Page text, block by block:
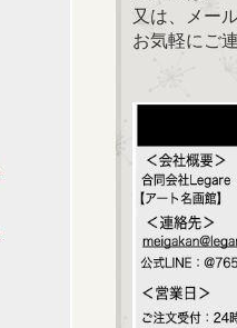
又は、メー
お気軽にご